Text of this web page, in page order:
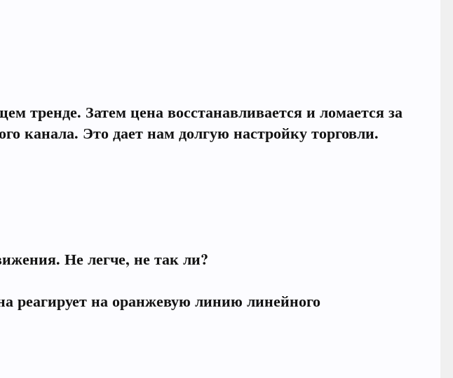
тренде. Затем цена восстанавливается и ломается за
канала. Это дает нам долгую настройку торговли.
Не легче, не так ли?
реагирует на оранжевую линию линейного